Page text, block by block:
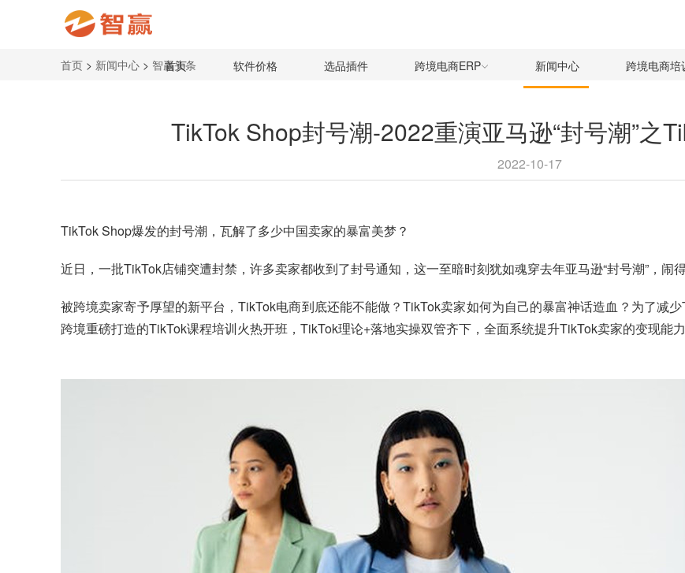
首页 软件价格 选品插件 跨境电商ERP 新闻中心 跨境电商培
首页 > 新闻中心 > 智赢头条
TikTok Shop封号潮-2022重演亚马逊“封号潮”之
2022-10-17
TikTok Shop爆发的封号潮，瓦解了多少中国卖家的暴富美梦？
近日，一批TikTok店铺突遭封禁，许多卖家都收到了封号通知，这一至暗时刻犹如魂穿去年亚马逊“封号潮” ，闹
被跨境卖家寄予厚望的新平台，TikTok电商到底还能不能做？TikTok卖家如何为自己的暴富神话造血？为了减
跨境重磅打造的TikTok课程培训火热开班，TikTok理论+落地实操双管齐下，全面系统提升TikTok卖家的变现能力